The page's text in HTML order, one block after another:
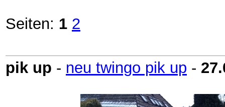
Seiten: 1 2
pik up - neu twingo pik up -